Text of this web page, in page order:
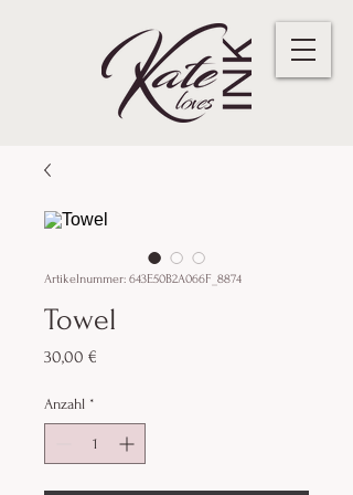
Artikelnummer: 643E50B2A066F_8874
Towel
30,00 €
Anzahl *